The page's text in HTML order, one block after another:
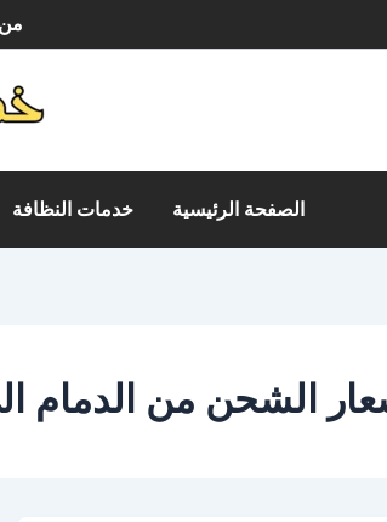
الصفحة الرئيسية خدمات النظافة
الشحن من الدمام